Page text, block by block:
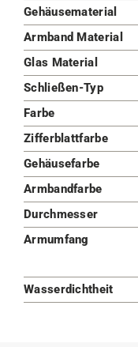
Gehäusematerial
Armband Material
Glas Material
Schließen-Typ
Farbe
Zifferblattfarbe
Gehäusefarbe
Armbandfarbe
Durchmesser
Armumfang
Wasserdichtheit